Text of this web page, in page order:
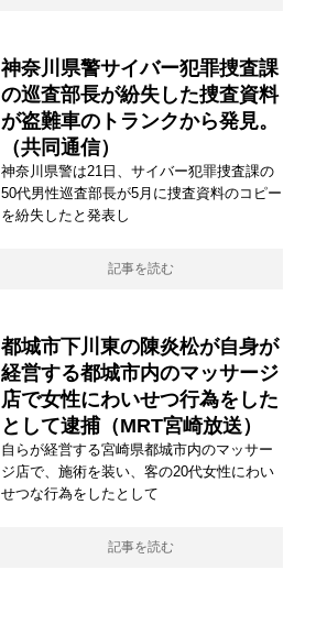
神奈川県警サイバー犯罪捜査課
の巡査部長が紛失した捜査資料
が盗難車のトランクから発見。
（共同通信）
神奈川県警は21日、サイバー犯罪捜査課の
50代男性巡査部長が5月に捜査資料のコピー
を紛失したと発表し
記事を読む
都城市下川東の陳炎松が自身が
経営する都城市内のマッサージ
店で女性にわいせつ行為をした
として逮捕（MRT宮崎放送）
自らが経営する宮崎県都城市内のマッサー
ジ店で、施術を装い、客の20代女性にわい
せつな行為をしたとして
記事を読む